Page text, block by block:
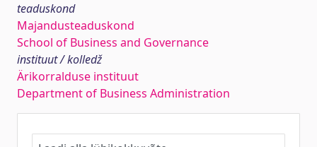
teaduskond
Majandusteaduskond
School of Business and Governance
instituut / kolledž
Ärikorralduse instituut
Department of Business Administration